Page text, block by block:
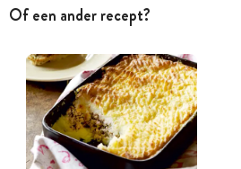
Of een ander recept?